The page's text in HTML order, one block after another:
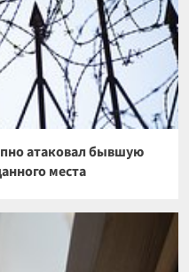
атаковал бывшую
места